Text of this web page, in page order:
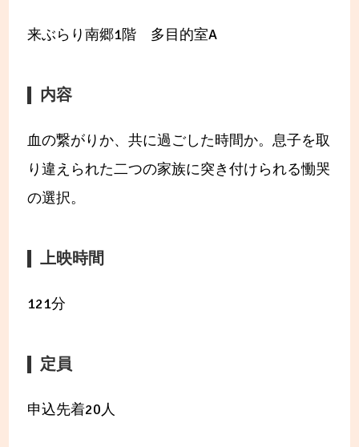
来ぶらり南郷1階 多目的室A
内容
血の繋がりか、共に過ごした時間か。息子を取
り違えられた二つの家族に突き付けられる慟哭
の選択。
上映時間
121分
定員
申込先着20人